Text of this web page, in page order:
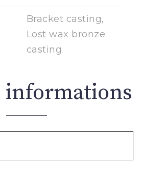
Bracket casting,
Lost wax bronze
casting
informations